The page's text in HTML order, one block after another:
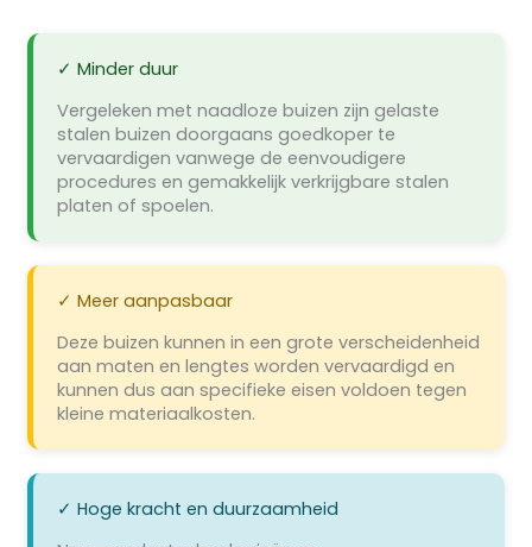
✓ Minder duur
Vergeleken met naadloze buizen zijn gelaste
stalen buizen doorgaans goedkoper te
vervaardigen vanwege de eenvoudigere
procedures en gemakkelijk verkrijgbare stalen
platen of spoelen.
✓ Meer aanpasbaar
Deze buizen kunnen in een grote verscheidenheid
aan maten en lengtes worden vervaardigd en
kunnen dus aan specifieke eisen voldoen tegen
kleine materiaalkosten.
✓ Hoge kracht en duurzaamheid